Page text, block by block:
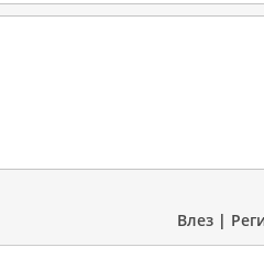
Влез |